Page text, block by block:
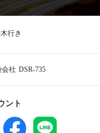
行き
社 DSR-735
ント